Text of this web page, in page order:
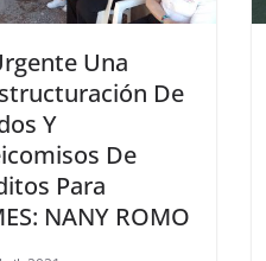
Una
De
Y
De
Para
NANY ROMO